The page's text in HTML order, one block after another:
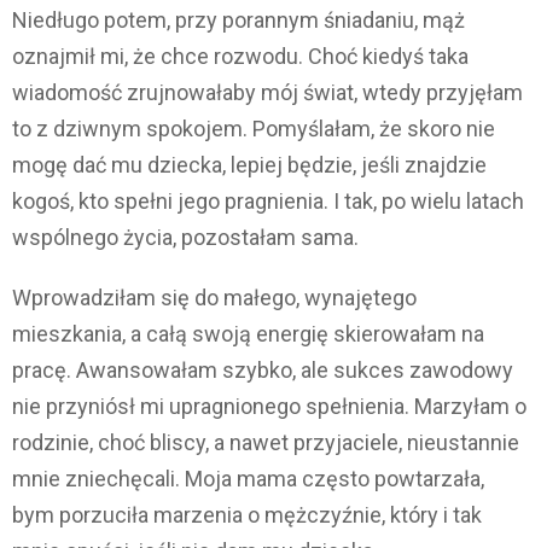
Niedługo potem, przy porannym śniadaniu, mąż
oznajmił mi, że chce rozwodu. Choć kiedyś taka
wiadomość zrujnowałaby mój świat, wtedy przyjęłam
to z dziwnym spokojem. Pomyślałam, że skoro nie
mogę dać mu dziecka, lepiej będzie, jeśli znajdzie
kogoś, kto spełni jego pragnienia. I tak, po wielu latach
wspólnego życia, pozostałam sama.
Wprowadziłam się do małego, wynajętego
mieszkania, a całą swoją energię skierowałam na
pracę. Awansowałam szybko, ale sukces zawodowy
nie przyniósł mi upragnionego spełnienia. Marzyłam o
rodzinie, choć bliscy, a nawet przyjaciele, nieustannie
mnie zniechęcali. Moja mama często powtarzała,
bym porzuciła marzenia o mężczyźnie, który i tak